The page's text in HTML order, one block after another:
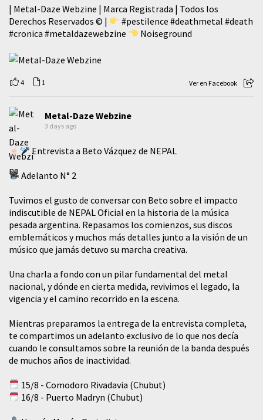
| Metal-Daze Webzine | Marca Registrada | Todos los
Derechos Reservados © |
#pestilence #deathmetal #death
#cronica #metaldazewebzine Noiseground
4 1 Ver en Facebook
Metal-Daze Webzine
3 days ago
Entrevista a Beto Vázquez de NEPAL
Adelanto N° 2
Tuvimos el gusto de conversar con Beto sobre el impacto
indiscutible de NEPAL Oficial en la historia de la música
pesada argentina. Repasamos los comienzos, sus discos
emblemáticos y muchos más detalles junto a la visión de un
músico que jamás detuvo su marcha creativa.
​Una charla a fondo con un pilar fundamental del metal
nacional, y dónde en cierta medida, revivimos el legado, la
vigencia y el camino recorrido en la escena.
Mientras preparamos la entrega de la entrevista completa,
te compartimos un adelanto exclusivo de lo que nos decía
cuando le consultamos sobre la reunión de la banda después
de muchos años de inactividad.
15/8 - Comodoro Rivadavia (Chubut)
16/8 - Puerto Madryn (Chubut)